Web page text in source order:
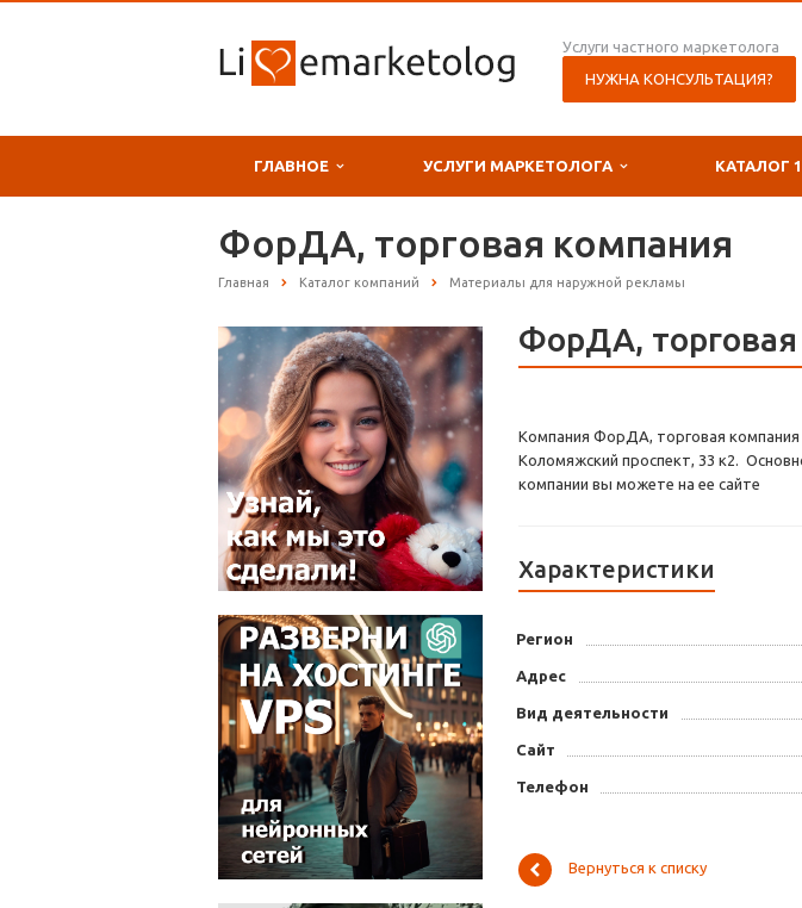
Услуги частного маркетолога
НУЖНА КОНСУЛЬТАЦИЯ?
ГЛАВНОЕ УСЛУГИ МАРКЕТОЛОГА КАТАЛОГ
ФорДА, торговая компания
Главная Каталог компаний Материалы для наружной рекламы
ФорДА,
Компания ФорДА, торговая компания
Коломяжский проспект, 33 к2.
компании вы можете на ее сайте
Характеристики
Регион
Адрес
Вид деятельности
Сайт
Телефон
Вернуться к списку